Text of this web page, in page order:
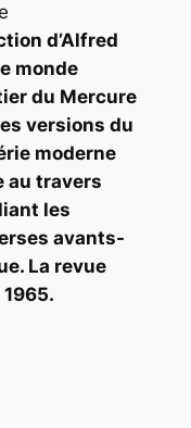
d’Alfred
monde
du Mercure
versions du
moderne
au travers
les
avants-
La revue